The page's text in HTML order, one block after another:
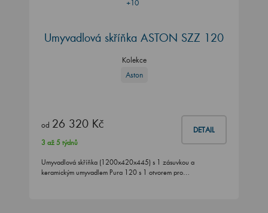
+10
Umyvadlová skříňka ASTON SZZ 120
Kolekce
Aston
od 26 320 Kč DETAIL
3 až 5 týdnů
Umyvadlová skříňka (1200x420x445) s 1 zásuvkou a
keramickým umyvadlem Pura 120 s 1 otvorem pro…